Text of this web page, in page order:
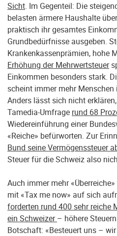
Sicht. Im Gegenteil: Die
belasten ärmere Haushalte
praktisch ihr gesamtes
Grundbedürfnisse ausgeben.
Krankenkassenprämien, hohe
Erhöhung der Mehrwertsteuer
Einkommen besonders stark.
scheint immer mehr Menschen
Anders lässt sich nicht
Tamedia-Umfrage rund 68
Wiedereinführung einer
«Reiche» befürworten. Zur
Bund seine Vermögenssteuer
Steuer für die Schweiz also
Auch immer mehr
mit «Tax me now» auf sich
forderten rund 400 sehr reiche
ein Schweizer– höhere
Botschaft: «Besteuert uns –